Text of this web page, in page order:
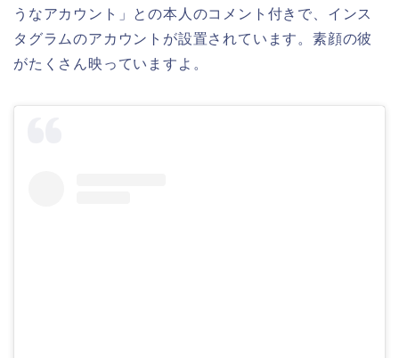
うなアカウント」との本人のコメント付きで、インス
タグラムのアカウントが設置されています。素顔の彼
がたくさん映っていますよ。